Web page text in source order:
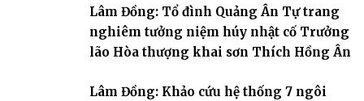
Lâm Đồng: Tổ đình Quảng Ân Tự trang
nghiêm tưởng niệm húy nhật cố Trưởng
lão Hòa thượng khai sơn Thích Hồng Ân
Lâm Đồng: Khảo cứu hệ thống 7 ngôi